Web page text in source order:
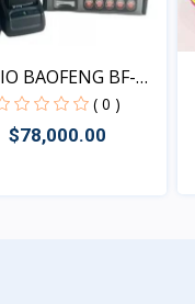
BAOFENG BF-
( 0 )
$78,000.00